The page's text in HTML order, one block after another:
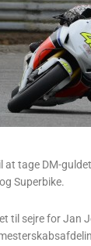
at tage DM-
Superbike.
til sejre for Jan